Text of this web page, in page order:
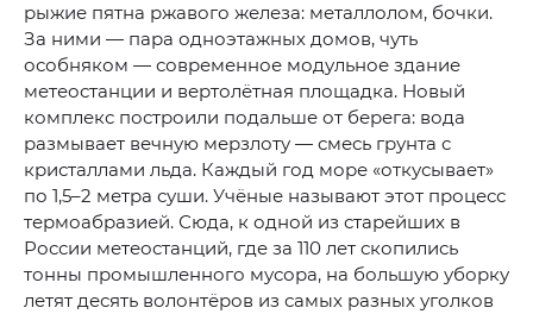
рыжие пятна ржавого железа: металлолом, бочки.
За ними — пара одноэтажных домов, чуть
особняком — современное модульное здание
метеостанции и вертолётная площадка. Новый
комплекс построили подальше от берега: вода
размывает вечную мерзлоту — смесь грунта с
кристаллами льда. Каждый год море «откусывает»
по 1,5–2 метра суши. Учёные называют этот процесс
термоабразией. Сюда, к одной из старейших в
России метеостанций, где за 110 лет скопились
тонны промышленного мусора, на большую уборку
летят десять волонтёров из самых разных уголков